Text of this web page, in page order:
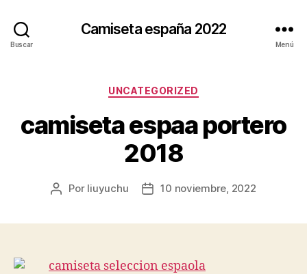
Buscar
Camiseta españa 2022
Menú
Categorías
UNCATEGORIZED
camiseta espaa portero
2018
Autor
Por liuyuchu
Fecha10 noviembre, 2022